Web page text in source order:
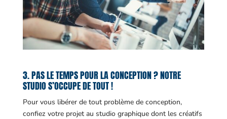
3. PAS LE TEMPS POUR LA CONCEPTION ? NOTRE
STUDIO S’OCCUPE DE TOUT !
Pour vous libérer de tout problème de conception,
confiez votre projet au studio graphique dont les créatifs